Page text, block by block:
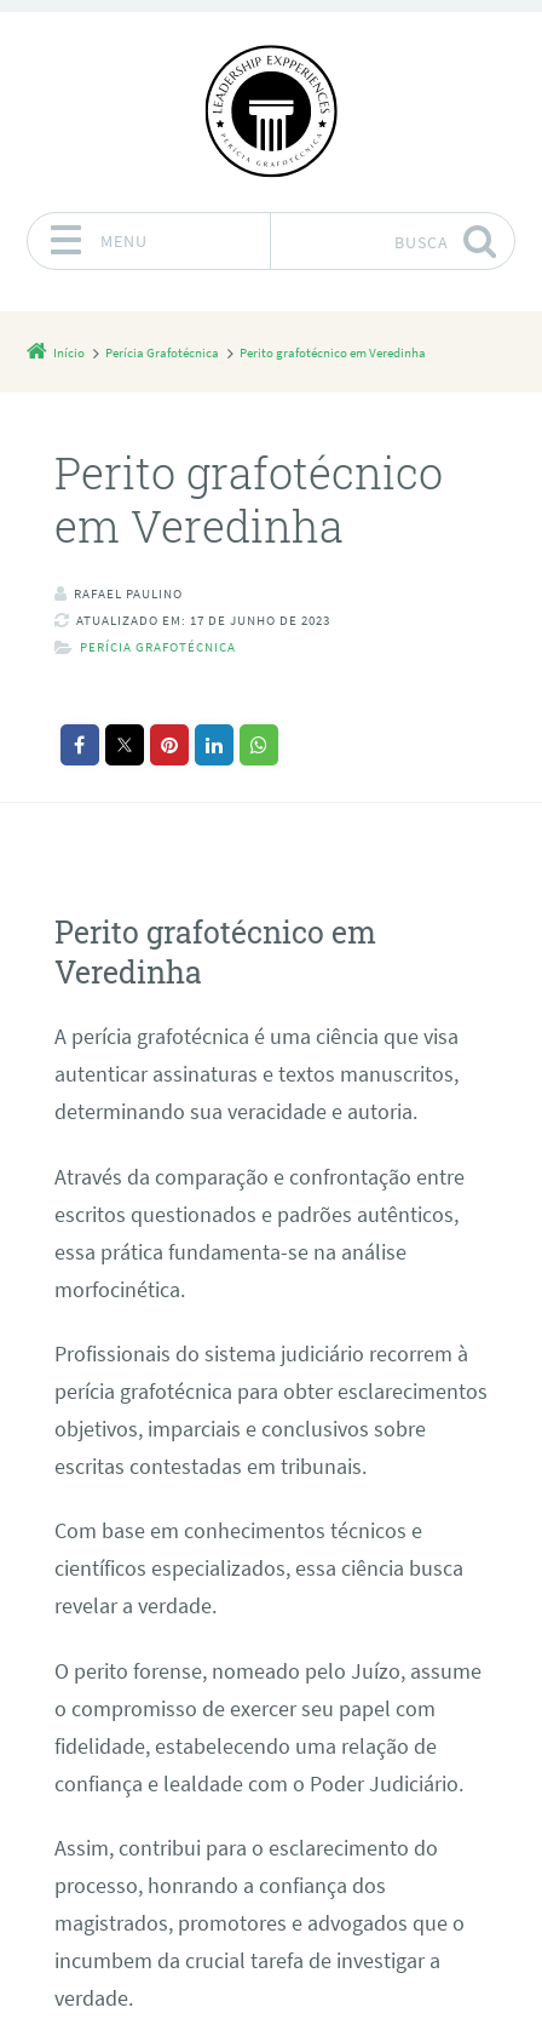
MENU BUSCA
Início Perícia Grafotécnica Perito grafotécnico em Veredinha
Perito grafotécnico
em Veredinha
RAFAEL PAULINO
ATUALIZADO EM: 17 DE JUNHO DE 2023
PERÍCIA GRAFOTÉCNICA
Perito grafotécnico em
Veredinha
A perícia grafotécnica é uma ciência que visa
autenticar assinaturas e textos manuscritos,
determinando sua veracidade e autoria.
Através da comparação e confrontação entre
escritos questionados e padrões autênticos,
essa prática fundamenta-se na análise
morfocinética.
Profissionais do sistema judiciário recorrem à
perícia grafotécnica para obter esclarecimentos
objetivos, imparciais e conclusivos sobre
escritas contestadas em tribunais.
Com base em conhecimentos técnicos e
científicos especializados, essa ciência busca
revelar a verdade.
O perito forense, nomeado pelo Juízo, assume
o compromisso de exercer seu papel com
fidelidade, estabelecendo uma relação de
confiança e lealdade com o Poder Judiciário.
Assim, contribui para o esclarecimento do
processo, honrando a confiança dos
magistrados, promotores e advogados que o
incumbem da crucial tarefa de investigar a
verdade.